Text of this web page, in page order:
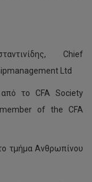
Chief
Ltd
το CFA Society
of the CFA
τμήμα Aνθρωπίνου